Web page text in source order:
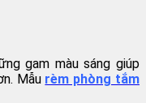
gam màu sáng giúp
Mẫu rèm phòng tắm